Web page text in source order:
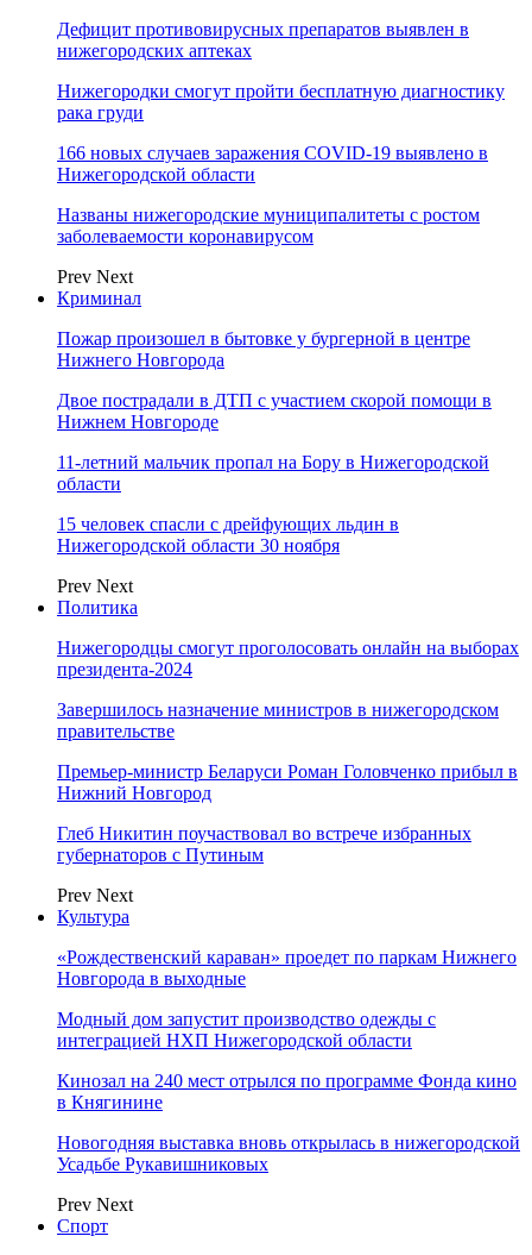
Дефицит противовирусных препаратов выявлен в
нижегородских аптеках
Нижегородки смогут пройти бесплатную диагностику
рака груди
166 новых случаев заражения COVID-19 выявлено в
Нижегородской области
Названы нижегородские муниципалитеты с ростом
заболеваемости коронавирусом
Prev Next
Криминал
Пожар произошел в бытовке у бургерной в центре
Нижнего Новгорода
Двое пострадали в ДТП с участием скорой помощи в
Нижнем Новгороде
11-летний мальчик пропал на Бору в Нижегородской
области
15 человек спасли с дрейфующих льдин в
Нижегородской области 30 ноября
Prev Next
Политика
Нижегородцы смогут проголосовать онлайн на выборах
президента-2024
Завершилось назначение министров в нижегородском
правительстве
Премьер-министр Беларуси Роман Головченко прибыл в
Нижний Новгород
Глеб Никитин поучаствовал во встрече избранных
губернаторов с Путиным
Prev Next
Культура
«Рождественский караван» проедет по паркам Нижнего
Новгорода в выходные
Модный дом запустит производство одежды с
интеграцией НХП Нижегородской области
Кинозал на 240 мест отрылся по программе Фонда кино
в Княгинине
Новогодняя выставка вновь открылась в нижегородской
Усадьбе Рукавишниковых
Prev Next
Спорт